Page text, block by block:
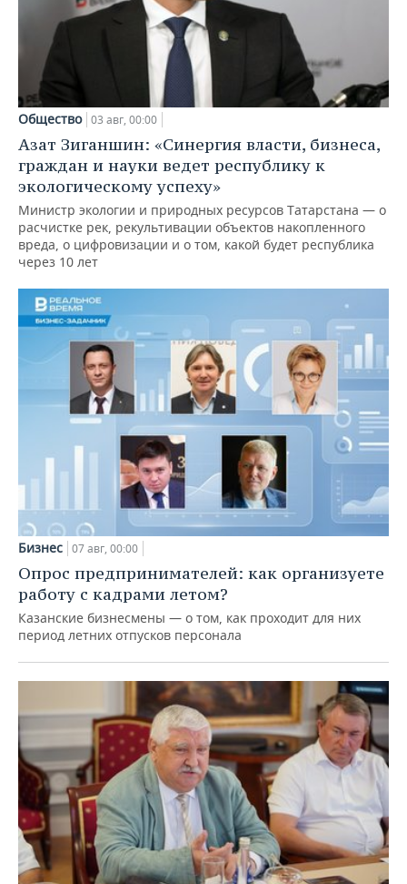
Общество 03 авг, 00:00
Азат Зиганшин: «Синергия власти, бизнеса,
граждан и науки ведет республику к
экологическому успеху»
Министр экологии и природных ресурсов Татарстана — о
расчистке рек, рекультивации объектов накопленного
вреда, о цифровизации и о том, какой будет республика
через 10 лет
Бизнес 07 авг, 00:00
Опрос предпринимателей: как организуете
работу с кадрами летом?
Казанские бизнесмены — о том, как проходит для них
период летних отпусков персонала